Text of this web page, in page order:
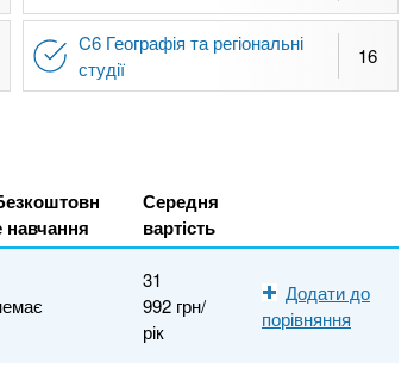
C6 Географія та регіональні
студії
16
навчання
Середня
вартість
31
992 грн/
рік
Додати до
порівняння